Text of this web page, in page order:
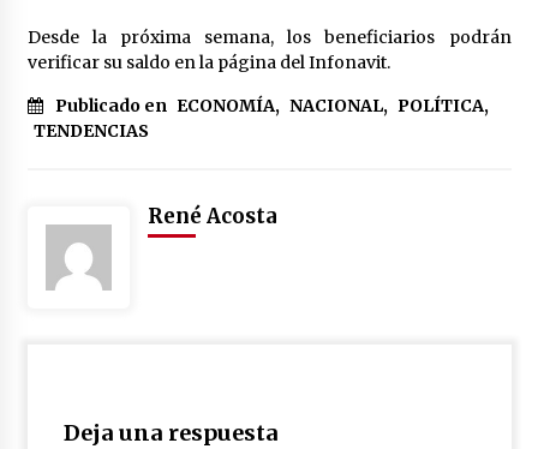
Desde la próxima semana, los beneficiarios podrán
verificar su saldo en la página del Infonavit.
Publicado en ECONOMÍA, NACIONAL, POLÍTICA,
TENDENCIAS
René Acosta
Deja una respuesta